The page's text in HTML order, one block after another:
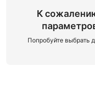
К
Попробуйте выбрать